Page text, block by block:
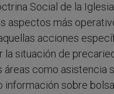
Social de la
aspectos más
acciones
la situación de
áreas como asistencia
información sobre